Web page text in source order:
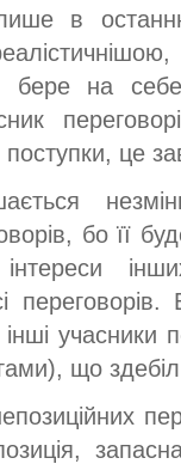
лише в
бере на себе
це
бо її
учасники
що